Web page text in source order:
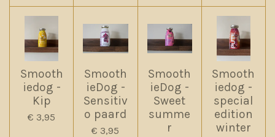
Smooth
iedog -
Kip
€ 3,95
Smooth
ieDog -
Sensitiv
o paard
€ 3,95
Smooth
ieDog -
Sweet
summe
r
Smooth
iedog -
special
edition
winter